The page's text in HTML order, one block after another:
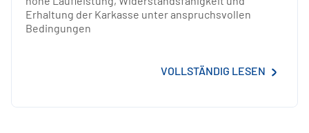
Erhaltung der Karkasse unter anspruchsvollen
Bedingungen
VOLLSTÄNDIG LESEN